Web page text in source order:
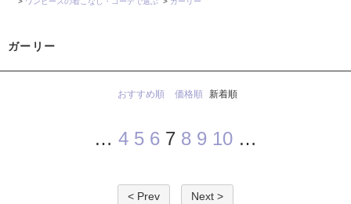
ガーリー
おすすめ順 価格順 新着順
… 4 5 6 7 8 9 10 …
< Prev Next >